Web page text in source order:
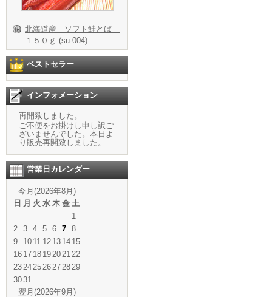
北海道産 ソフト鮭とば
１５０ｇ (su-004)
ベストセラー
インフォメーション
再開致しました。
ご不便をお掛けし申し訳ご
ざいませんでした。本日よ
り販売再開致しました。
営業日カレンダー
今月(2026年8月)
日 月 火 水 木 金 土
1
2 3 4 5 6 7 8
9
10 11 12 13 14 15
16 17 18 19202122
23242526272829
3031
翌月(2026年9月)